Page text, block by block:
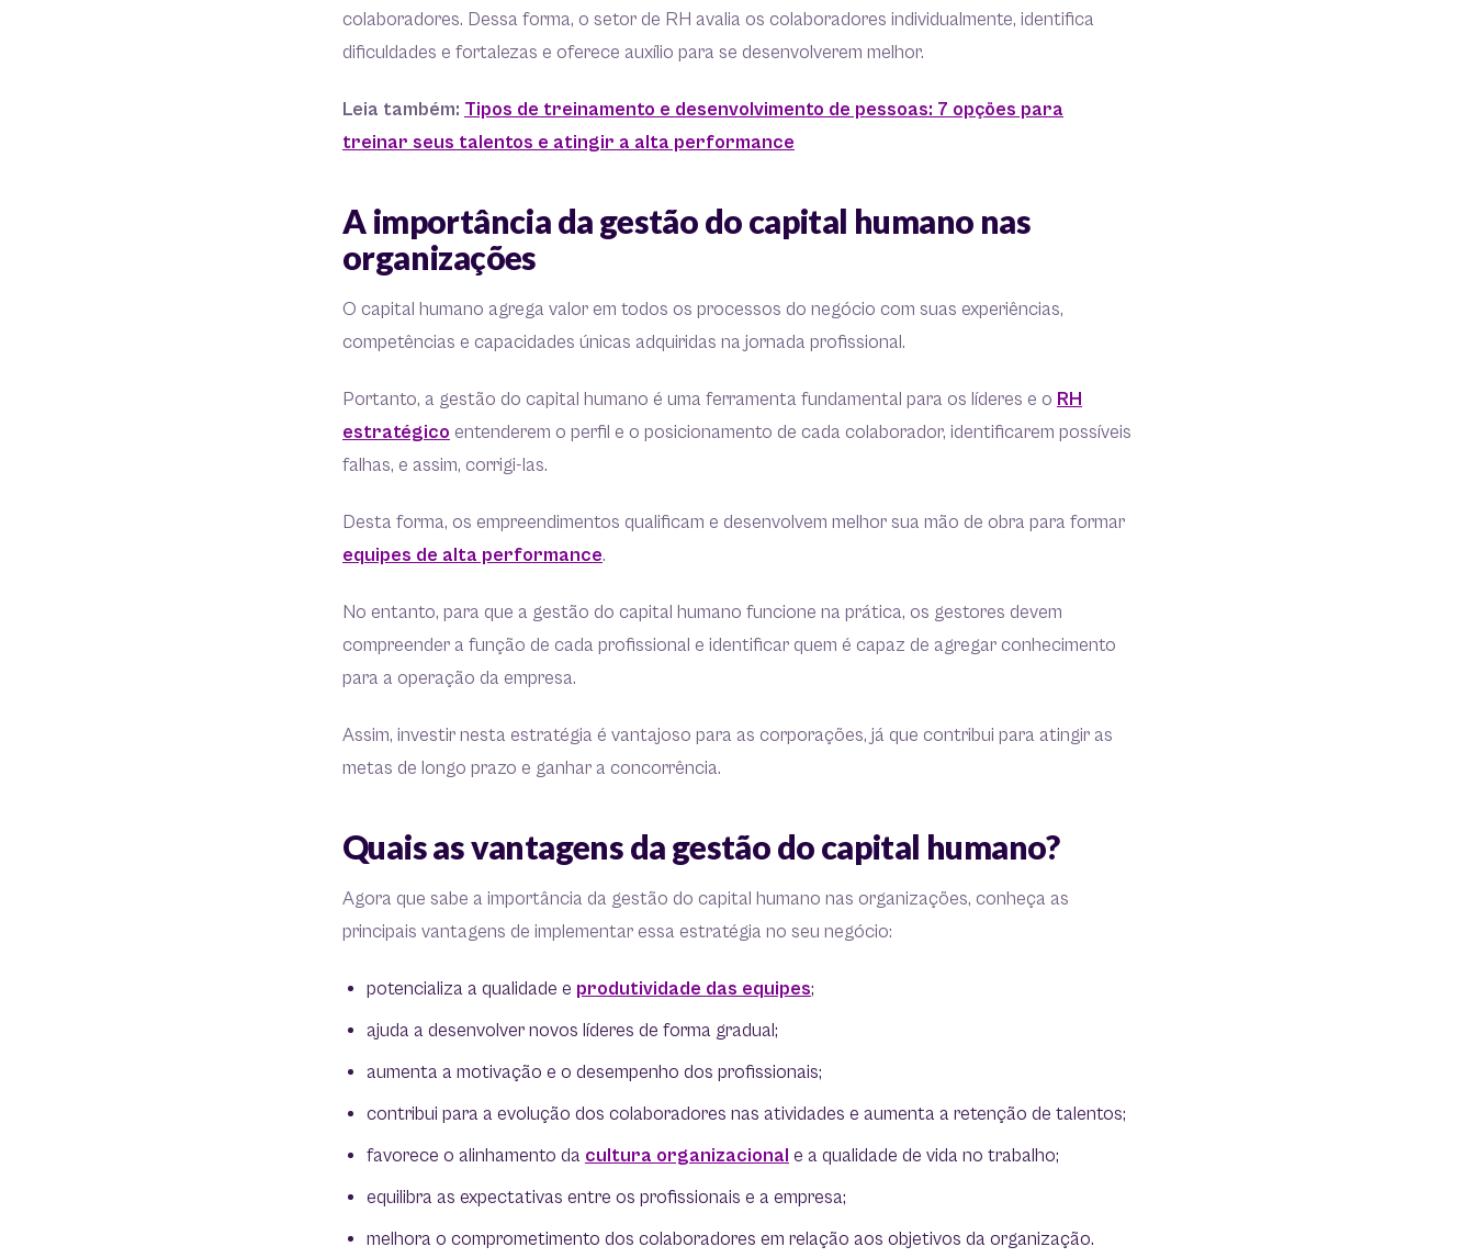
colaboradores. Dessa forma, o setor de RH avalia os colaboradores individualmente, identifica
dificuldades e fortalezas e oferece auxílio para se desenvolverem melhor.
Leia também: Tipos de treinamento e desenvolvimento de pessoas: 7 opções para
treinar seus talentos e atingir a alta performance
A importância da gestão do capital humano nas
organizações
O capital humano agrega valor em todos os processos do negócio com suas experiências,
competências e capacidades únicas adquiridas na jornada profissional.
Portanto, a gestão do capital humano é uma ferramenta fundamental para os líderes e o RH
estratégico entenderem o perfil e o posicionamento de cada colaborador, identificarem possíveis
falhas, e assim, corrigi-las.
Desta forma, os empreendimentos qualificam e desenvolvem melhor sua mão de obra para formar
equipes de alta performance.
No entanto, para que a gestão do capital humano funcione na prática, os gestores devem
compreender a função de cada profissional e identificar quem é capaz de agregar conhecimento
para a operação da empresa.
Assim, investir nesta estratégia é vantajoso para as corporações, já que contribui para atingir as
metas de longo prazo e ganhar a concorrência.
Quais as vantagens da gestão do capital humano?
Agora que sabe a importância da gestão do capital humano nas organizações, conheça as
principais vantagens de implementar essa estratégia no seu negócio:
potencializa a qualidade e produtividade das equipes;
ajuda a desenvolver novos líderes de forma gradual;
aumenta a motivação e o desempenho dos profissionais;
contribui para a evolução dos colaboradores nas atividades e aumenta a retenção de talentos;
favorece o alinhamento da cultura organizacional e a qualidade de vida no trabalho;
equilibra as expectativas entre os profissionais e a empresa;
melhora o comprometimento dos colaboradores em relação aos objetivos da organização.